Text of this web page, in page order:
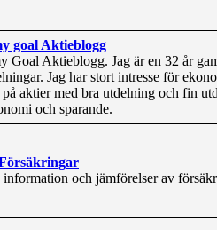
goal Aktieblogg
Goal Aktieblogg. Jag är en 32 år
Jag har stort intresse för
på aktier med bra utdelning och fin
och sparande.
information och jämförelser av